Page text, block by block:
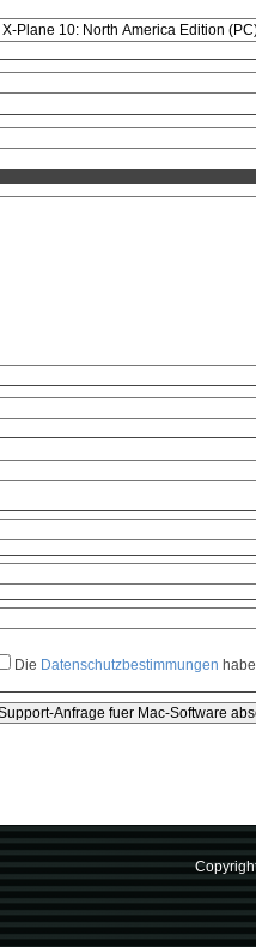
Die Datenschutzbestimmungen